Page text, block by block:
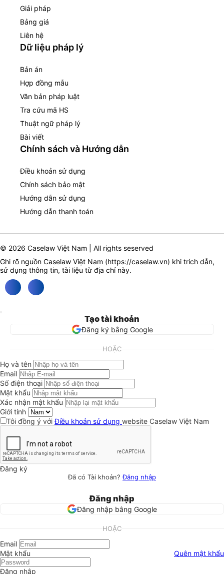
Giải pháp
Bảng giá
Liên hệ
Dữ liệu pháp lý
Bản án
Hợp đồng mẫu
Văn bản pháp luật
Tra cứu mã HS
Thuật ngữ pháp lý
Bài viết
Chính sách và Hướng dẫn
Điều khoản sử dụng
Chính sách bảo mật
Hướng dẫn sử dụng
Hướng dẫn thanh toán
© 2026 Caselaw Việt Nam | All rights seserved
Ghi rõ nguồn Caselaw Việt Nam (https://caselaw.vn) khi trích dẫn,
sử dụng thông tin, tài liệu từ địa chỉ này.
Tạo tài khoản
Đăng ký bằng Google
HOẶC
Họ và tên
Email
Số điện thoại
Mật khẩu
Xác nhận mật khẩu
Giới tính
Tôi đồng ý vớiĐiều khoản sử dụng website Caselaw Việt Nam
Đăng ký
Đã có Tài khoản?Đăng nhập
Đăng nhập
Đăng nhập bằng Google
HOẶC
Email
Mật khẩu
Quên mật khẩu
Đăng nhập